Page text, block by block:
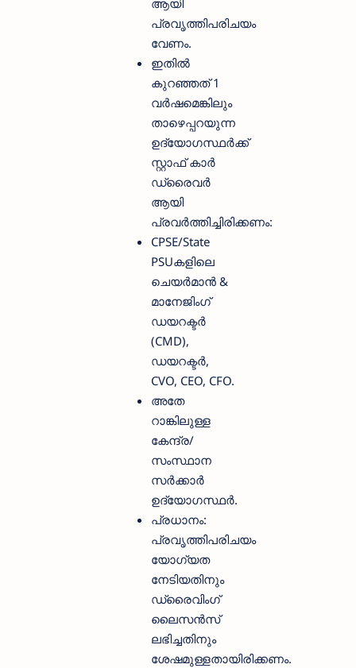
ആയി
പ്രവൃത്തിപരിചയം
വേണം.
ഇതിൽ
കുറഞ്ഞത് 1
വർഷമെങ്കിലും
താഴെപ്പറയുന്ന
ഉദ്യോഗസ്ഥർക്ക്
സ്റ്റാഫ് കാർ
ഡ്രൈവർ
ആയി
പ്രവർത്തിച്ചിരിക്കണം:
CPSE/State
PSUകളിലെ
ചെയർമാൻ &
മാനേജിംഗ്
ഡയറക്ടർ
(CMD),
ഡയറക്ടർ,
CVO, CEO, CFO.
അതേ
റാങ്കിലുള്ള
കേന്ദ്ര/
സംസ്ഥാന
സർക്കാർ
ഉദ്യോഗസ്ഥർ.
പ്രധാനം:
പ്രവൃത്തിപരിചയം
യോഗ്യത
നേടിയതിനും
ഡ്രൈവിംഗ്
ലൈസൻസ്
ലഭിച്ചതിനും
ശേഷമുള്ളതായിരിക്കണം.